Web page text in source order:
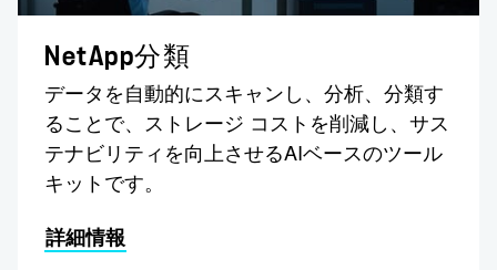
NetApp分類
データを自動的にスキャンし、分析、分類す
ることで、ストレージ コストを削減し、サス
テナビリティを向上させるAIベースのツール
キットです。
詳細情報